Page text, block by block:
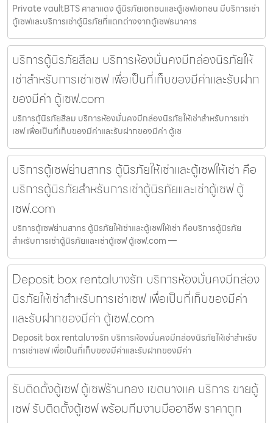
Private vaultBTS ศาลาแดง ตู้นิรภัยเอกชนและตู้เซฟเอกชน มีบริการเช่า
ตู้เซฟและบริการเช่าตู้นิรภัยที่แตกต่างจากตู้เซฟธนาคาร
บริการตู้นิรภัยสีลม บริการห้องมั่นคงมีกล่องนิรภัยให้
เช่าสำหรับการเช่าเซฟ เพื่อเป็นที่เก็บของมีค่าและรับฝาก
ของมีค่า ตู้เซฟ.com
บริการตู้นิรภัยสีลม บริการห้องมั่นคงมีกล่องนิรภัยให้เช่าสำหรับการเช่า
เซฟ เพื่อเป็นที่เก็บของมีค่าและรับฝากของมีค่า ตู้เซ
บริการตู้เซฟย่านสาทร ตู้นิรภัยให้เช่าและตู้เซฟให้เช่า คือ
บริการตู้นิรภัยสำหรับการเช่าตู้นิรภัยและเช่าตู้เซฟ ตู้
เซฟ.com
บริการตู้เซฟย่านสาทร ตู้นิรภัยให้เช่าและตู้เซฟให้เช่า คือบริการตู้นิรภัย
สำหรับการเช่าตู้นิรภัยและเช่าตู้เซฟ ตู้เซฟ.com —
Deposit box rentalบางรัก บริการห้องมั่นคงมีกล่อง
นิรภัยให้เช่าสำหรับการเช่าเซฟ เพื่อเป็นที่เก็บของมีค่า
และรับฝากของมีค่า ตู้เซฟ.com
Deposit box rentalบางรัก บริการห้องมั่นคงมีกล่องนิรภัยให้เช่าสำหรับ
การเช่าเซฟ เพื่อเป็นที่เก็บของมีค่าและรับฝากของมีค่า
รับติดตั้งตู้เซฟ ตู้เซฟร้านทอง เขตบางแค บริการ ขายตู้
เซฟ รับติดตั้งตู้เซฟ พร้อมทีมงานมืออาชีพ ราคาถูก